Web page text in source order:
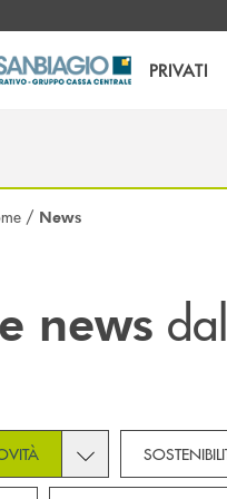
PRIVATI
/ News
news
Toggle